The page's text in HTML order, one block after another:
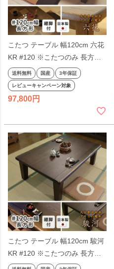
こたつ テーブル 幅120cm 六花
KR #120 ※こたつのみ 長方形
タモ 継脚 継ぎ脚付き 継ぎ足付
き 天然木 和風 和モダン アサヒ
日本製 国産 こたつテーブル
送料無料 国産 3年保証
レビューキャンペーン対象
97,800
こたつ テーブル 幅120cm 駿河
KR #120 ※こたつのみ 長方形
タモ 天然木 継脚 継ぎ脚付き 継